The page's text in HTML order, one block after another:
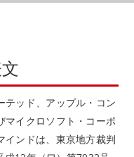
テッド、アップル・コン
マイクロソフト・コーポ
インドは、東京地方裁判